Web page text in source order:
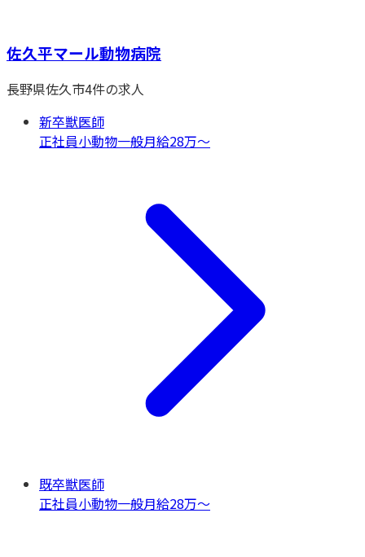
佐久平マール動物病院
長野県佐久市4件の求人
新卒獣医師
正社員小動物一般月給28万〜
既卒獣医師
正社員小動物一般月給28万〜